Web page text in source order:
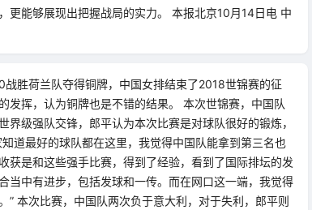
更能够展现出把握战局的实力。 本报北京10月14日电 中
胜荷兰队夺得铜牌，中国女排结束了2018世锦赛的征
发挥，认为铜牌也是不错的结果。 本次世锦赛，中国队
级强队交锋，郎平认为本次比赛是对球队很好的锻炼，
道最好的球队都在这里，我觉得中国队能拿到第三名也
获是和这些强手比赛，得到了经验，看到了国际排坛的发
当中有进步，包括发球和一传。而在网口这一端，我觉得
本次比赛，中国队两次负于意大利，对于失利，郎平则